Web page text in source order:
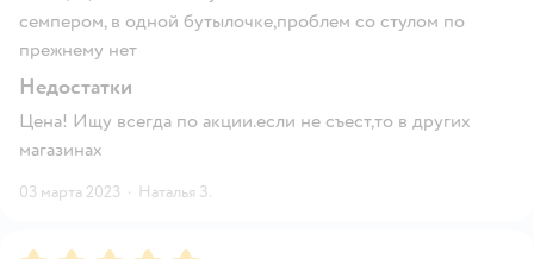
семпером, в одной бутылочке,проблем со стулом по
прежнему нет
Недостатки
Цена! Ищу всегда по акции.если не съест,то в других
магазинах
03 марта 2023 · Наталья З.